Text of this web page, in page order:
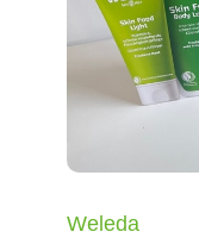
Weleda